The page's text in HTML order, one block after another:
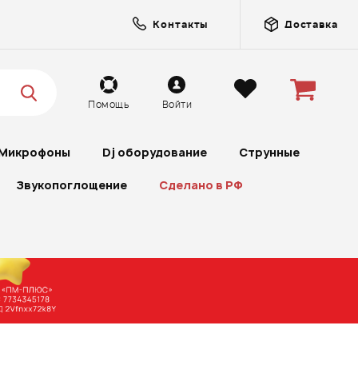
Контакты Доставка
Помощь Войти
Dj оборудование Струнные
Звукопоглощение Сделано в РФ